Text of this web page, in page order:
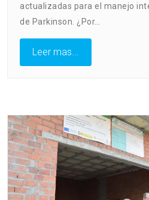
actualizadas para el manejo
de Parkinson. ¿Por…
Leer mas...